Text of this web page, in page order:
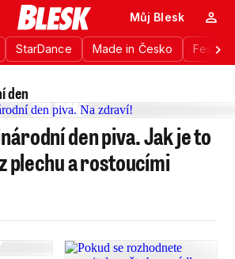
StarDance Made in Česko
Můj Blesk
den
den piva. Jak je to
plechu a rostoucími